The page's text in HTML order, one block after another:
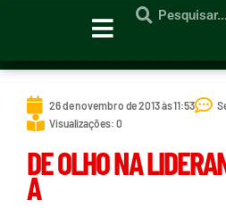
26 de novembro de 2013 às 11:53
Visualizações: 0
DE OLHO NA
A